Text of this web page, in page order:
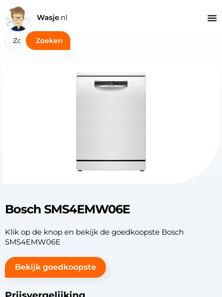
Zoeken
Bosch SMS4EMW06E
Klik op de knop en bekijk de goedkoopste Bosch
SMS4EMW06E
Bekijk goedkoopste